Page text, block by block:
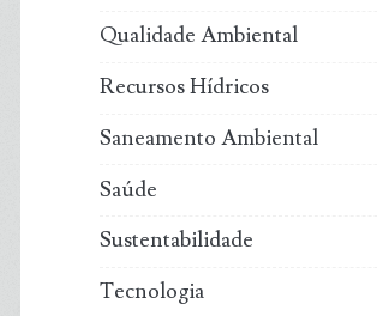
Qualidade Ambiental
Recursos Hídricos
Saneamento Ambiental
Saúde
Sustentabilidade
Tecnologia